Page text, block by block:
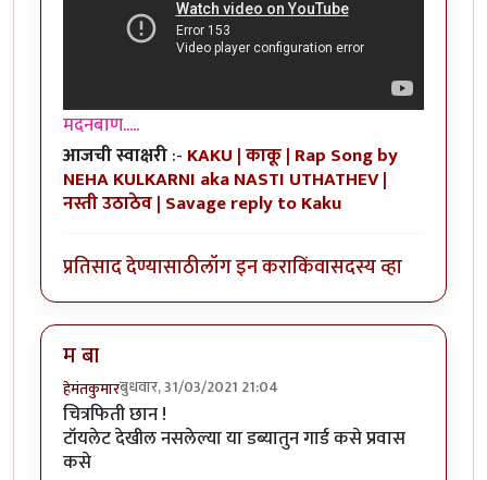
मदनबाण.....
आजची स्वाक्षरी:- KAKU | काकू | Rap Song by
NEHA KULKARNI aka NASTI UTHATHEV |
नस्ती उठाठेव | Savage reply to Kaku
प्रतिसाद देण्यासाठीलॉग इन कराकिंवासदस्य व्हा
म बा
हेमंतकुमारबुधवार, 31/03/2021 21:04
चित्रफिती छान !
टॉयलेट देखील नसलेल्या या डब्यातुन गार्ड कसे प्रवास
कसे